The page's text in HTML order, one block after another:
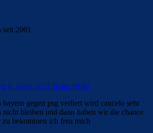
2001
6. März 2023 Beim 19:42
bayern gegen psg verliert wird cancelo sehr
bleiben und dann haben wir die chance
zu bekommen ich freu mich